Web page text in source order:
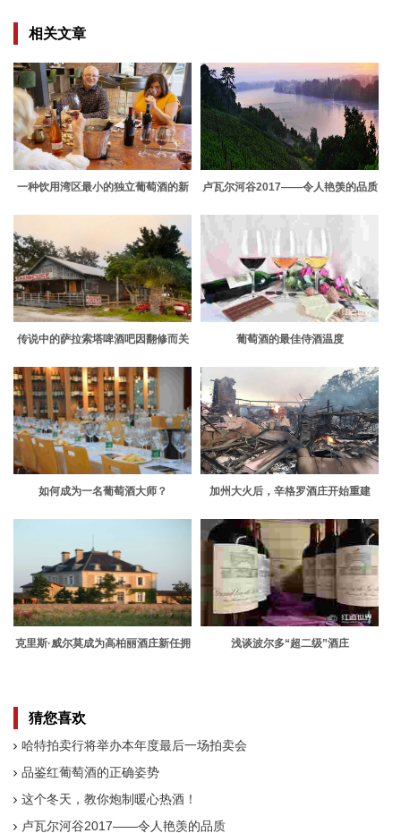
相关文章
一种饮用湾区最小的独立葡萄酒的新
卢瓦尔河谷2017——令人艳羡的品质
传说中的萨拉索塔啤酒吧因翻修而关
葡萄酒的最佳侍酒温度
如何成为一名葡萄酒大师？ 加州大火后，辛格罗酒庄开始重建
克里斯·威尔莫成为高柏丽酒庄新任拥
浅谈波尔多“超二级”酒庄
猜您喜欢
哈特拍卖行将举办本年度最后一场拍卖会
品鉴红葡萄酒的正确姿势
这个冬天，教你炮制暖心热酒！
卢瓦尔河谷2017——令人艳羡的品质